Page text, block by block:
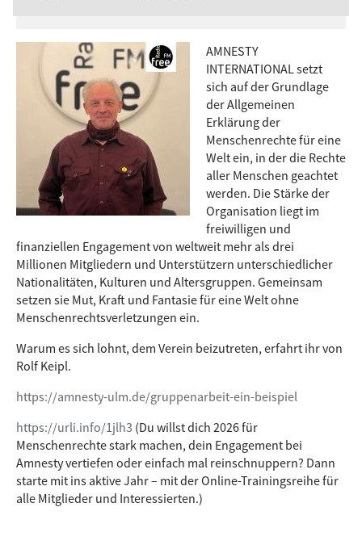
AMNESTY
INTERNATIONAL setzt
sich auf der Grundlage
der Allgemeinen
Erklärung der
Menschenrechte für eine
Welt ein, in der die Rechte
aller Menschen geachtet
werden. Die Stärke der
Organisation liegt im
freiwilligen und
finanziellen Engagement von weltweit mehr als drei
Millionen Mitgliedern und Unterstützern unterschiedlicher
Nationalitäten, Kulturen und Altersgruppen. Gemeinsam
setzen sie Mut, Kraft und Fantasie für eine Welt ohne
Menschenrechtsverletzungen ein.
Warum es sich lohnt, dem Verein beizutreten, erfahrt ihr von
Rolf Keipl.
https://amnesty-ulm.de/gruppenarbeit-ein-beispiel
https://urli.info/1jlh3 (Du willst dich 2026 für
Menschenrechte stark machen, dein Engagement bei
Amnesty vertiefen oder einfach mal reinschnuppern? Dann
starte mit ins aktive Jahr – mit der Online-Trainingsreihe für
alle Mitglieder und Interessierten.)